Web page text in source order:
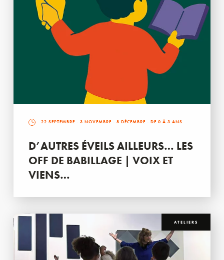
22 SEPTEMBRE - 3 NOVEMBRE - 8 DÉCEMBRE - DE 0 À 3 ANS
D’AUTRES ÉVEILS AILLEURS… LES
OFF DE BABILLAGE | VOIX ET
VIENS…
ATELIERS